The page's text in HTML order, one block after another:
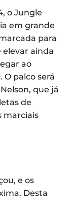
o Jungle
em grande
para
elevar ainda
ao
palco será
que já
de
marciais
e os
Desta